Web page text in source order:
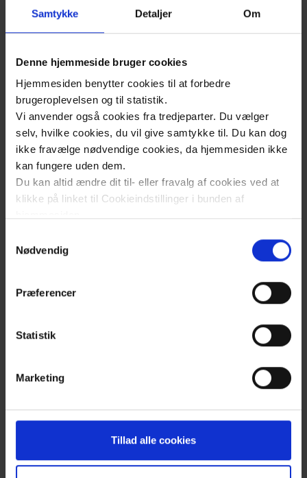
Samtykke Detaljer Om
Denne hjemmeside bruger cookies
Hjemmesiden benytter cookies til at forbedre
brugeroplevelsen og til statistik.
Vi anvender også cookies fra tredjeparter. Du vælger
selv, hvilke cookies, du vil give samtykke til. Du kan dog
ikke fravælge nødvendige cookies, da hjemmesiden ikke
kan fungere uden dem.
Du kan altid ændre dit til- eller fravalg af cookies ved at
klikke på linket til Cookieindstillinger i bunden af
Læs mere om brugen af cookies på vores hjemmeside
Læs mere om vores behandling af personoplysninger
her.
Nødvendig
Præferencer
Statistik
Marketing
Tillad alle cookies
Du kan læse "Indsatsplan for
boksen herunder.
Læs mere
2023
jordforureningsområdet 2026